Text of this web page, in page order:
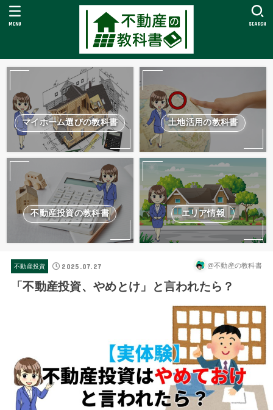
SEARCH
MENU
マイホーム選びの教科書 土地活用の教科書
不動産投資の教科書 エリア情報
不動産投資 2025.07.27 @不動産の教科書
「不動産投資、やめとけ」と言われたら？